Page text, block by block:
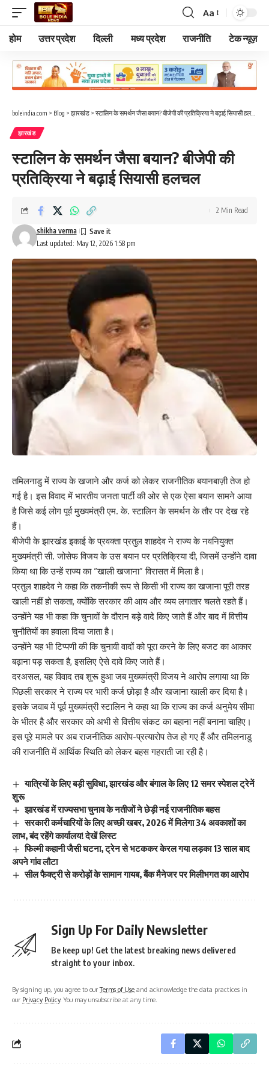
Font
Resizer
Aa
होम उत्तर प्रदेश दिल्ली मध्य प्रदेश राजनीति टेक न्यूज़
boleindia.com > Blog > झारखंड > स्टालिन के समर्थन जैसा बयान? बीजेपी की प्रतिक्रिया ने बढ़ाई सियासी हलचल
झारखंड
स्टालिन के समर्थन जैसा बयान? बीजेपी की
प्रतिक्रिया ने बढ़ाई सियासी हलचल
Last updated: May 12, 2026 1:58 pm
shikha verma
2 Min Read
तमिलनाडु में राज्य के खजाने और कर्ज को लेकर राजनीतिक बयानबाज़ी तेज हो
गई है। इस विवाद में भारतीय जनता पार्टी की ओर से एक ऐसा बयान सामने आया
है जिसे कई लोग पूर्व मुख्यमंत्री एम. के. स्टालिन के समर्थन के तौर पर देख रहे
हैं।
बीजेपी के झारखंड इकाई के प्रवक्ता प्रतुल शाहदेव ने राज्य के नवनियुक्त
मुख्यमंत्री सी. जोसेफ विजय के उस बयान पर प्रतिक्रिया दी, जिसमें उन्होंने दावा
किया था कि उन्हें राज्य का “खाली खजाना” विरासत में मिला है।
प्रतुल शाहदेव ने कहा कि तकनीकी रूप से किसी भी राज्य का खजाना पूरी तरह
खाली नहीं हो सकता, क्योंकि सरकार की आय और व्यय लगातार चलते रहते हैं।
उन्होंने यह भी कहा कि चुनावों के दौरान बड़े वादे किए जाते हैं और बाद में वित्तीय
चुनौतियों का हवाला दिया जाता है।
उन्होंने यह भी टिप्पणी की कि चुनावी वादों को पूरा करने के लिए बजट का आकार
बढ़ाना पड़ सकता है, इसलिए ऐसे दावे किए जाते हैं।
दरअसल, यह विवाद तब शुरू हुआ जब मुख्यमंत्री विजय ने आरोप लगाया था कि
पिछली सरकार ने राज्य पर भारी कर्ज छोड़ा है और खजाना खाली कर दिया है।
इसके जवाब में पूर्व मुख्यमंत्री स्टालिन ने कहा था कि राज्य का कर्ज अनुमेय सीमा
के भीतर है और सरकार को अभी से वित्तीय संकट का बहाना नहीं बनाना चाहिए।
इस पूरे मामले पर अब राजनीतिक आरोप-प्रत्यारोप तेज हो गए हैं और तमिलनाडु
की राजनीति में आर्थिक स्थिति को लेकर बहस गहराती जा रही है।
यात्रियों के लिए बड़ी सुविधा, झारखंड और बंगाल के लिए 12 समर स्पेशल ट्रेनें
शुरू
झारखंड में राज्यसभा चुनाव के नतीजों ने छेड़ी नई राजनीतिक बहस
सरकारी कर्मचारियों के लिए अच्छी खबर, 2026 में मिलेगा 34 अवकाशों का
लाभ, बंद रहेंगे कार्यालय! देखें लिस्ट
फिल्मी कहानी जैसी घटना, ट्रेन से भटककर केरल गया लड़का 13 साल बाद
अपने गांव लौटा
सील फैक्ट्री से करोड़ों के सामान गायब, बैंक मैनेजर पर मिलीभगत का आरोप
Sign Up For Daily Newsletter
Be keep up! Get the latest breaking news delivered
straight to your inbox.
By signing up, you agree to ourTerms of Use and acknowledge the data practices in
our Privacy Policy. You may unsubscribe at any time.